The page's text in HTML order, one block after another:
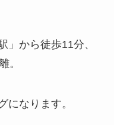
」から徒歩11分、
。
になります。